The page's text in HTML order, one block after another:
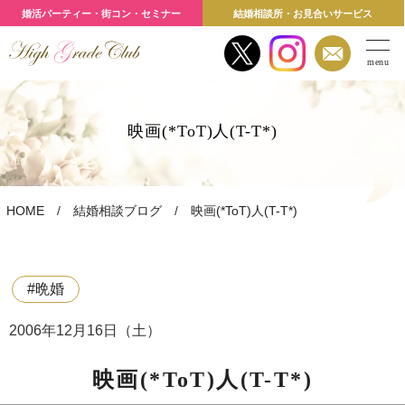
婚活パーティー・街コン・セミナー 結婚相談所・お見合いサービス
menu
映画(*ToT)人(T-T*)
HOME 結婚相談ブログ 映画(*ToT)人(T-T*)
#晩婚
2006年12月16日（土）
映画(*ToT)人(T-T*)